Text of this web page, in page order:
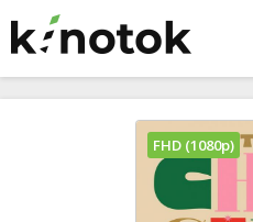
FHD (1080p)